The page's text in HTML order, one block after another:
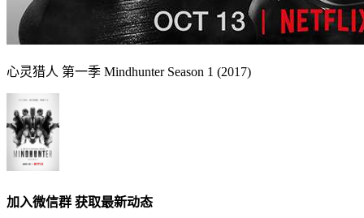
心灵猎人 第一季 Mindhunter Season 1 (2017)
加入微信群 获取最新动态